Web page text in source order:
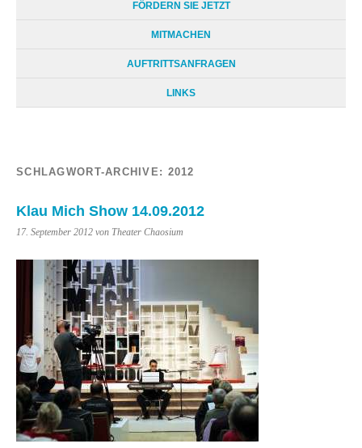
FÖRDERN SIE JETZT
MITMACHEN
AUFTRITTSANFRAGEN
LINKS
SCHLAGWORT-ARCHIVE: 2012
Klau Mich Show 14.09.2012
17. September 2012 von Theater Chaosium